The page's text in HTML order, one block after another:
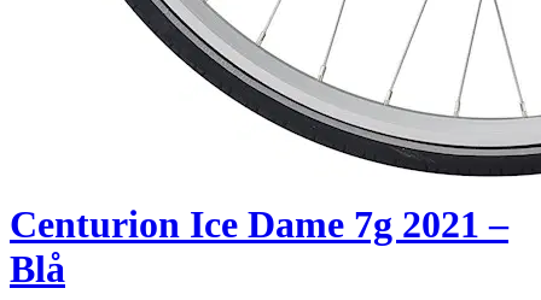
Centurion Ice Dame 7g 2021 –
Blå